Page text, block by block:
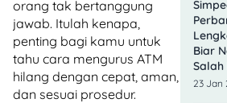
orang tak bertanggung
jawab. Itulah kenapa,
penting bagi kamu untuk
tahu cara mengurus ATM
hilang dengan cepat, aman,
dan sesuai prosedur.
Biar
Salah
23 Jan